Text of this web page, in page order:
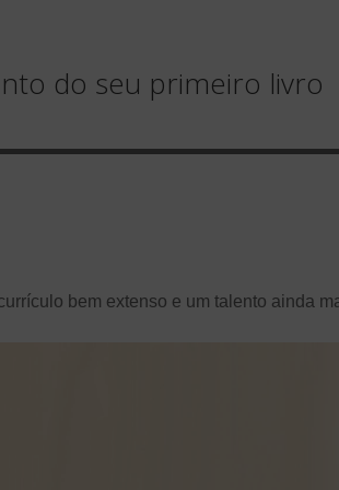
do seu primeiro livro
bem extenso e um talento ainda